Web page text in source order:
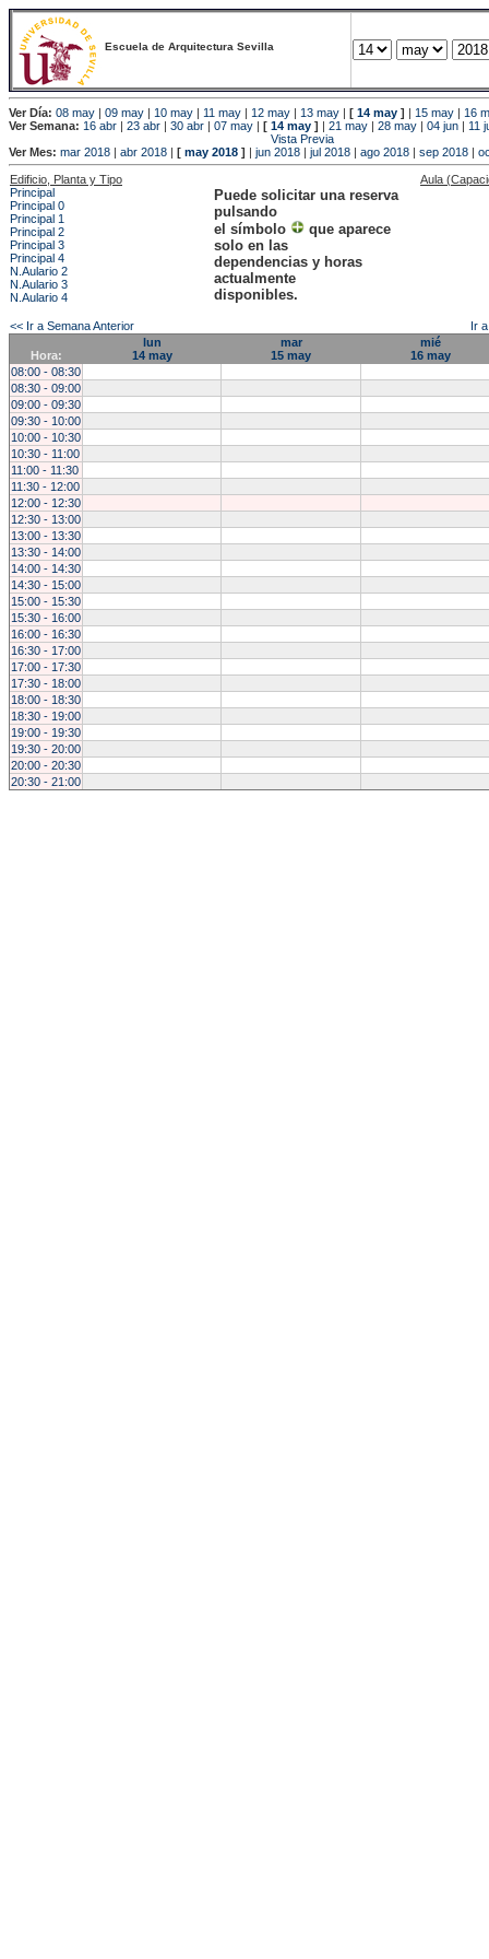
Escuela de Arquitectura Sevilla
Ver Día: 08 may | 09 may | 10 may | 11 may | 12 may | 13 may | [ 14 may ] | 15 may | 16
Ver Semana: 16 abr | 23 abr | 30 abr | 07 may | [ 14 may ] | 21 may | 28 may | 04 jun | 11
Vista Previa
Ver Mes: mar 2018 | abr 2018 | [ may 2018 ] | jun 2018 | jul 2018 | ago 2018 | sep 2018 |
Edificio, Planta y Tipo
Principal
Principal 0
Principal 1
Principal 2
Principal 3
Principal 4
N.Aulario 2
N.Aulario 3
N.Aulario 4
Puede solicitar una reserva
pulsando
el símbolo
que aparece
solo en las
dependencias y horas
actualmente
disponibles.
Aula
<< Ir a Semana Anterior Ir
Hora:
lun
14 may
mar
15 may
mié
16 may
08:00 - 08:30
08:30 - 09:00
09:00 - 09:30
09:30 - 10:00
10:00 - 10:30
10:30 - 11:00
11:00 - 11:30
11:30 - 12:00
12:00 - 12:30
12:30 - 13:00
13:00 - 13:30
13:30 - 14:00
14:00 - 14:30
14:30 - 15:00
15:00 - 15:30
15:30 - 16:00
16:00 - 16:30
16:30 - 17:00
17:00 - 17:30
17:30 - 18:00
18:00 - 18:30
18:30 - 19:00
19:00 - 19:30
19:30 - 20:00
20:00 - 20:30
20:30 - 21:00